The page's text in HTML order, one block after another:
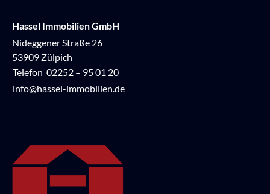
Hassel Immobilien GmbH
Nideggener Straße 26
53909 Zülpich
Telefon 02252 – 95 01 20
info@hassel-immobilien.de